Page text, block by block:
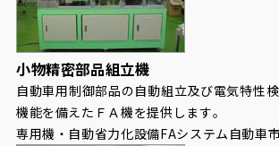
小物精密部品組立機
自動車用制御部品の自動組立及び電気特性
機能を備えたＦＡ機を提供します。
専用機・自動省力化設備FAシステム 自動車